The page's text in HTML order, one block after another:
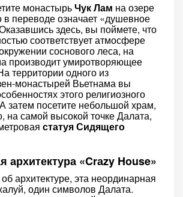
монастырьЧук Лам на озере
в переводе означает «душевное
здесь, вы поймете, что
соответствует атмосфере
соснового леса, на
производит умиротворяющее
территории одного из
монастырей Вьетнама вы
этого религиозного
затем посетите небольшой храм,
на самой высокой точке Далата,
статуя Сидящего
архитектура «Crаzy House»
архитектуре, эта неординарная
один символов Далата.